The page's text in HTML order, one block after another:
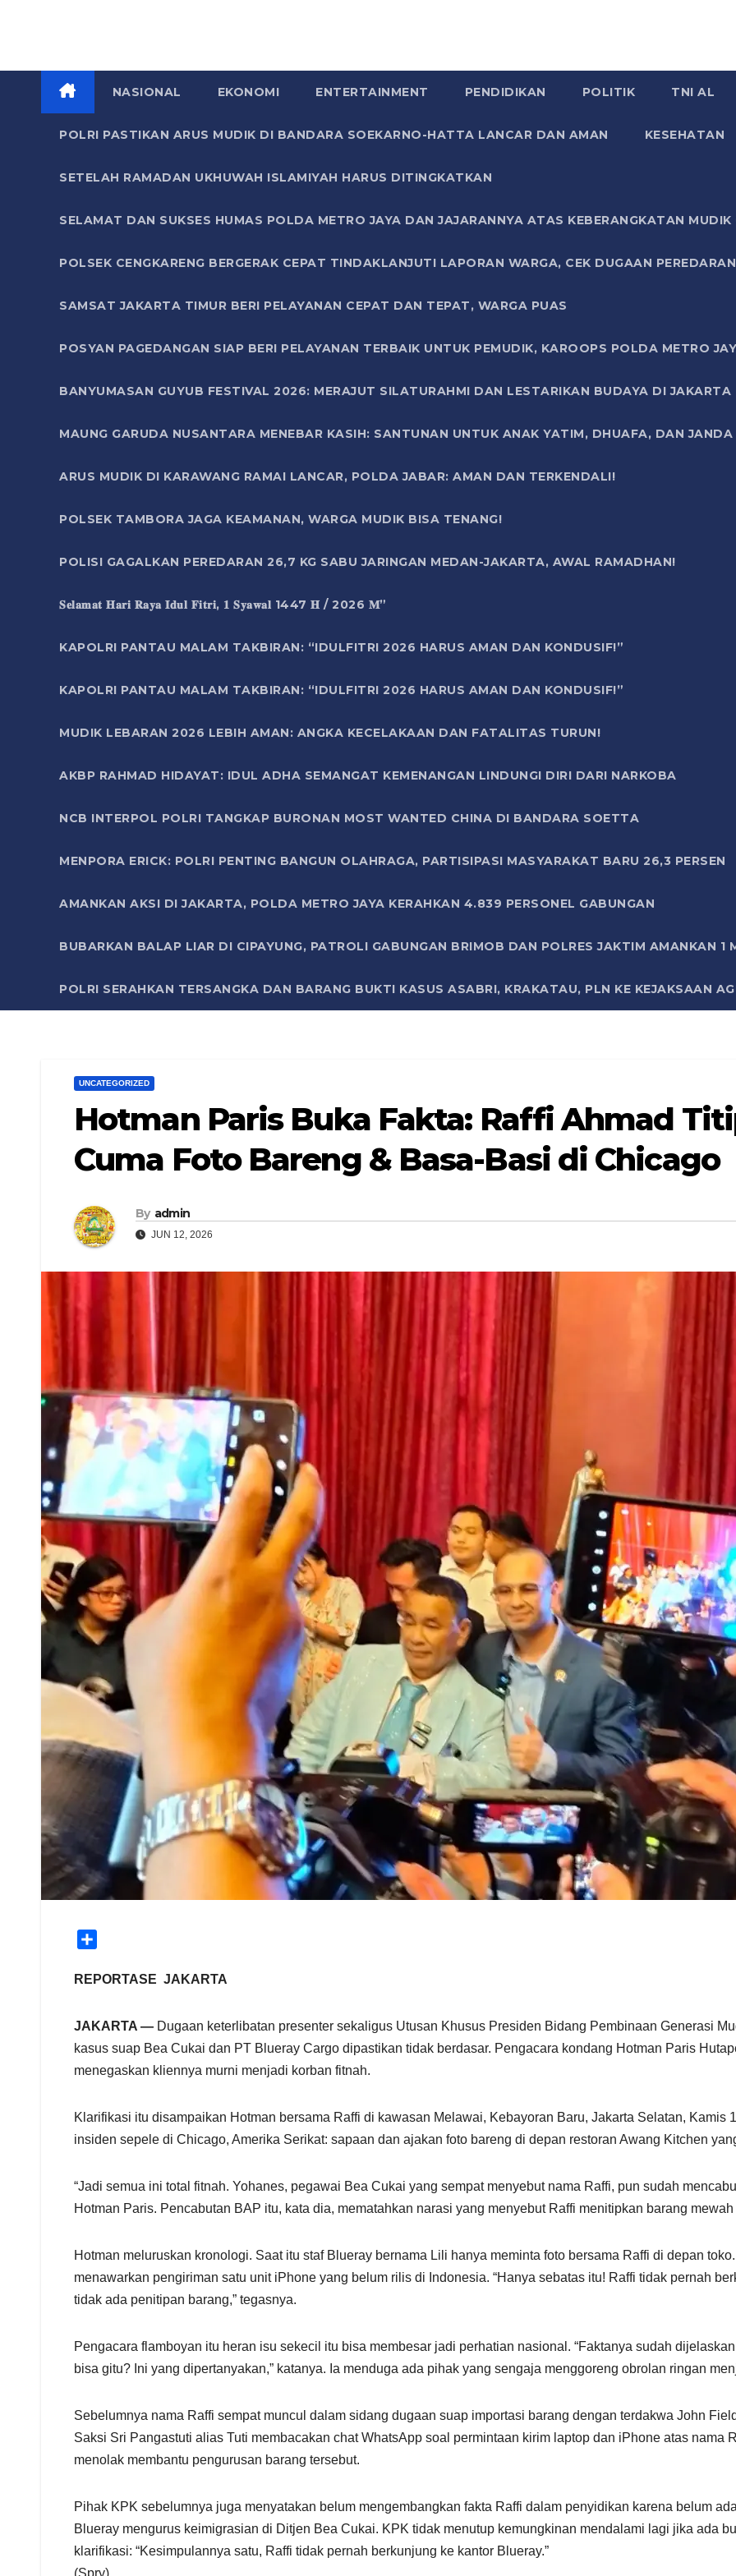
NASIONAL EKONOMI ENTERTAINMENT PENDIDIKAN POLITIK TNI AL
POLRI PASTIKAN ARUS MUDIK DI BANDARA SOEKARNO-HATTA LANCAR DAN AMAN KESEHATAN
SETELAH RAMADAN UKHUWAH ISLAMIYAH HARUS DITINGKATKAN
SELAMAT DAN SUKSES HUMAS POLDA METRO JAYA DAN JAJARANNYA ATAS KEBERANGKATAN
POLSEK CENGKARENG BERGERAK CEPAT TINDAKLANJUTI LAPORAN WARGA, CEK DUGAAN
SAMSAT JAKARTA TIMUR BERI PELAYANAN CEPAT DAN TEPAT, WARGA PUAS
POSYAN PAGEDANGAN SIAP BERI PELAYANAN TERBAIK UNTUK PEMUDIK, KAROOPS POLDA METRO
BANYUMASAN GUYUB FESTIVAL 2026: MERAJUT SILATURAHMI DAN LESTARIKAN BUDAYA DI JAKARTA
MAUNG GARUDA NUSANTARA MENEBAR KASIH: SANTUNAN UNTUK ANAK YATIM, DHUAFA, DAN
ARUS MUDIK DI KARAWANG RAMAI LANCAR, POLDA JABAR: AMAN DAN TERKENDALI!
POLSEK TAMBORA JAGA KEAMANAN, WARGA MUDIK BISA TENANG!
POLISI GAGALKAN PEREDARAN 26,7 KG SABU JARINGAN MEDAN-JAKARTA, AWAL RAMADHAN!
𝐒𝐞𝐥𝐚𝐦𝐚𝐭 𝐇𝐚𝐫𝐢 𝐑𝐚𝐲𝐚 𝐈𝐝𝐮𝐥 𝐅𝐢𝐭𝐫𝐢, 𝟏 𝐒𝐲𝐚𝐰𝐚𝐥 1447 𝐇 / 2026 𝐌”
KAPOLRI PANTAU MALAM TAKBIRAN: “IDULFITRI 2026 HARUS AMAN DAN KONDUSIF!”
KAPOLRI PANTAU MALAM TAKBIRAN: “IDULFITRI 2026 HARUS AMAN DAN KONDUSIF!”
MUDIK LEBARAN 2026 LEBIH AMAN: ANGKA KECELAKAAN DAN FATALITAS TURUN!
AKBP RAHMAD HIDAYAT: IDUL ADHA SEMANGAT KEMENANGAN LINDUNGI DIRI DARI NARKOBA
NCB INTERPOL POLRI TANGKAP BURONAN MOST WANTED CHINA DI BANDARA SOETTA
MENPORA ERICK: POLRI PENTING BANGUN OLAHRAGA, PARTISIPASI MASYARAKAT BARU 26,3 PERSEN
AMANKAN AKSI DI JAKARTA, POLDA METRO JAYA KERAHKAN 4.839 PERSONEL GABUNGAN
BUBARKAN BALAP LIAR DI CIPAYUNG, PATROLI GABUNGAN BRIMOB DAN POLRES JAKTIM AMANKAN 1
POLRI SERAHKAN TERSANGKA DAN BARANG BUKTI KASUS ASABRI, KRAKATAU, PLN KE KEJAKSAAN
UNCATEGORIZED
Hotman Paris Buka Fakta: Raffi Ahmad
Cuma Foto Bareng & Basa-Basi di Chicago
By admin
JUN 12, 2026
a
e
REPORTASE JAKARTA
JAKARTA — Dugaan keterlibatan presenter sekaligus Utusan Khusus Presiden Bidang Pembinaan Generasi
kasus suap Bea Cukai dan PT Blueray Cargo dipastikan tidak berdasar. Pengacara kondang Hotman Paris
menegaskan kliennya murni menjadi korban fitnah.
Klarifikasi itu disampaikan Hotman bersama Raffi di kawasan Melawai, Kebayoran Baru, Jakarta Selatan, Kamis
insiden sepele di Chicago, Amerika Serikat: sapaan dan ajakan foto bareng di depan restoran Awang Kitchen
“Jadi semua ini total fitnah. Yohanes, pegawai Bea Cukai yang sempat menyebut nama Raffi, pun sudah
Hotman Paris. Pencabutan BAP itu, kata dia, mematahkan narasi yang menyebut Raffi menitipkan barang
Hotman meluruskan kronologi. Saat itu staf Blueray bernama Lili hanya meminta foto bersama Raffi di depan
menawarkan pengiriman satu unit iPhone yang belum rilis di Indonesia. “Hanya sebatas itu! Raffi tidak pernah
tidak ada penitipan barang,” tegasnya.
Pengacara flamboyan itu heran isu sekecil itu bisa membesar jadi perhatian nasional. “Faktanya sudah
bisa gitu? Ini yang dipertanyakan,” katanya. Ia menduga ada pihak yang sengaja menggoreng obrolan ringan
Sebelumnya nama Raffi sempat muncul dalam sidang dugaan suap importasi barang dengan terdakwa John
Saksi Sri Pangastuti alias Tuti membacakan chat WhatsApp soal permintaan kirim laptop dan iPhone atas nama
menolak membantu pengurusan barang tersebut.
Pihak KPK sebelumnya juga menyatakan belum mengembangkan fakta Raffi dalam penyidikan karena belum
Blueray mengurus keimigrasian di Ditjen Bea Cukai. KPK tidak menutup kemungkinan mendalami lagi jika ada
klarifikasi: “Kesimpulannya satu, Raffi tidak pernah berkunjung ke kantor Blueray.”